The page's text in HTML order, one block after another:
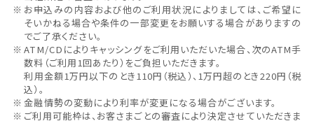
お申込みの内容および他のご利用状況によりましては、ご希望に
そいかねる場合や条件の一部変更をお願いする場合がありますの
でご了承ください。
ATM/CDによりキャッシングをご利用いただいた場合、次のATM手
数料（ご利用1回あたり）をご負担いただきます。
利用金額1万円以下のとき110円（税込）、1万円超のとき220円（税
込）。
金融情勢の変動により利率が変更になる場合がございます。
ご利用可能枠は、お客さまごとの審査により決定させていただきま